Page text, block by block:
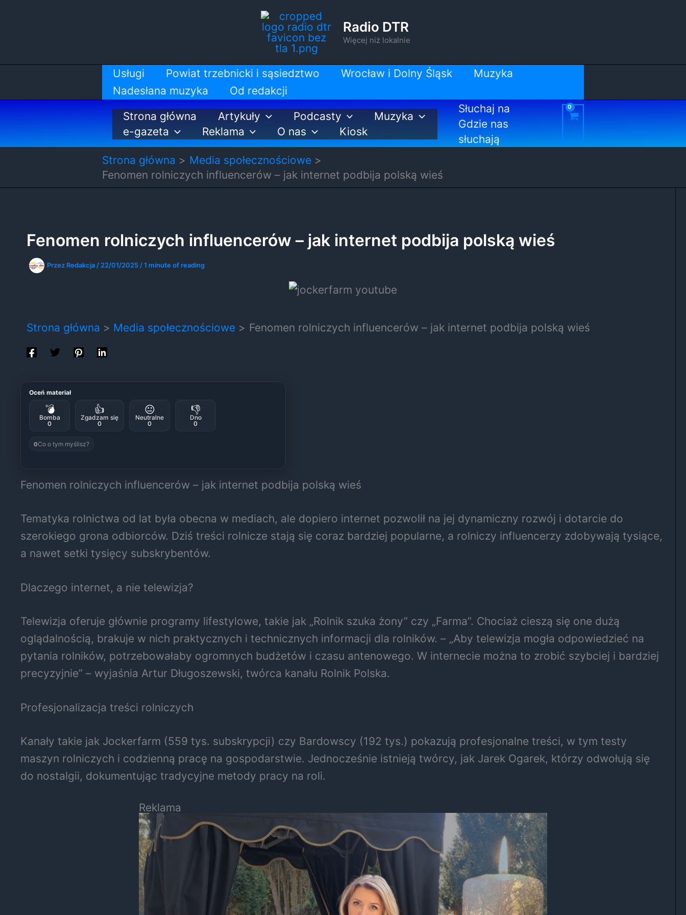
Radio DTR
Więcej niż lokalnie
Usługi Powiat trzebnicki i sąsiedztwo Wrocław i Dolny Śląsk
Muzyka
Nadesłana muzyka
Od redakcji
Strona główna
Artykuły Podcasty
Muzyka
e-gazeta
Reklama O nas Kiosk
Słuchaj na
Gdzie nas
słuchają
Strona główna
Media społecznościowe
Fenomen rolniczych influencerów – jak internet podbija polską wieś
Fenomen rolniczych influencerów – jak internet podbija polską wieś
Przez Redakcja / 22/01/2025 /1 minute of reading
Strona główna Media społecznościowe Fenomen rolniczych influencerów – jak internet podbija polską wieś
Oceń materiał
💣
Bomba
0
👍
Zgadzam się
0
😐
Neutralne
0
👎
Dno
0
0Co o tym myślisz?
Fenomen rolniczych influencerów – jak internet podbija polską wieś
Tematyka rolnictwa od lat była obecna w mediach, ale dopiero internet pozwolił na jej dynamiczny rozwój i dotarcie do
szerokiego grona odbiorców. Dziś treści rolnicze stają się coraz bardziej popularne, a rolniczy influencerzy zdobywają tysiące,
a nawet setki tysięcy subskrybentów.
Dlaczego internet, a nie telewizja?
Telewizja oferuje głównie programy lifestylowe, takie jak „Rolnik szuka żony” czy „Farma”. Chociaż cieszą się one dużą
oglądalnością, brakuje w nich praktycznych i technicznych informacji dla rolników. – „Aby telewizja mogła odpowiedzieć na
pytania rolników, potrzebowałaby ogromnych budżetów i czasu antenowego. W internecie można to zrobić szybciej i bardziej
precyzyjnie” – wyjaśnia Artur Długoszewski, twórca kanału Rolnik Polska.
Profesjonalizacja treści rolniczych
Kanały takie jak Jockerfarm (559 tys. subskrypcji) czy Bardowscy (192 tys.) pokazują profesjonalne treści, w tym testy
maszyn rolniczych i codzienną pracę na gospodarstwie. Jednocześnie istnieją twórcy, jak Jarek Ogarek, którzy odwołują się
do nostalgii, dokumentując tradycyjne metody pracy na roli.
Reklama